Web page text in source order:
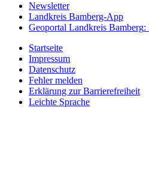
Newsletter
Landkreis Bamberg-App
Geoportal Landkreis Bamberg:
Startseite
Impressum
Datenschutz
Fehler melden
Erklärung zur Barrierefreiheit
Leichte Sprache